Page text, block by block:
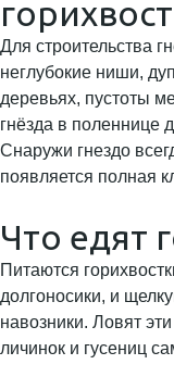
Для строительства
неглубокие ниши,
деревьях, пустоты
гнёзда в поленнице
Снаружи гнездо
появляется полная
Что едят
Питаются
долгоносики, и
навозники. Ловят
личинок и гусениц